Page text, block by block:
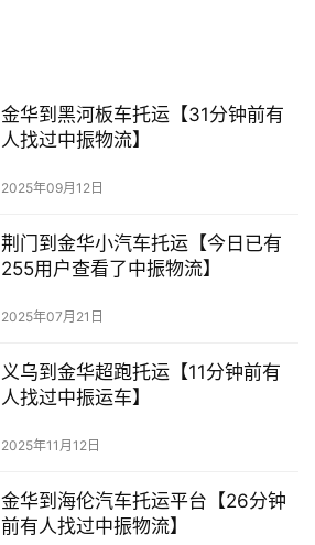
金华到黑河板车托运【31分钟前有
人找过中振物流】
2025年09月12日
荆门到金华小汽车托运【今日已有
255用户查看了中振物流】
2025年07月21日
义乌到金华超跑托运【11分钟前有
人找过中振运车】
2025年11月12日
金华到海伦汽车托运平台【26分钟
前有人找过中振物流】